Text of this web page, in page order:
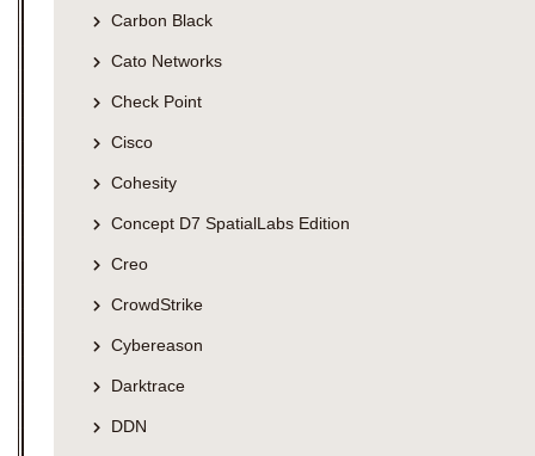
Carbon Black
Cato Networks
Check Point
Cisco
Cohesity
Concept D7 SpatialLabs Edition
Creo
CrowdStrike
Cybereason
Darktrace
DDN